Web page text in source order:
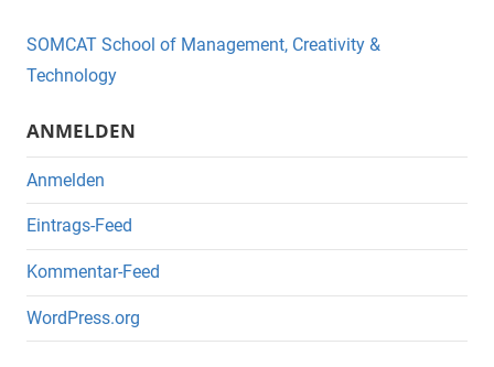
o
o
k
SOMCAT School of Management, Creativity &
Technology
ANMELDEN
Anmelden
Eintrags-Feed
Kommentar-Feed
WordPress.org